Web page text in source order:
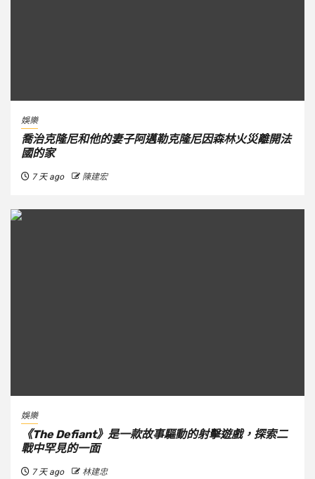
娛樂
喬治克隆尼和他的妻子阿邁勒克隆尼因森林火災離開法
國的家
7 天 ago 陳建宏
娛樂
《The Defiant》是一款故事驅動的射擊遊戲，探索二
戰中罕見的一面
7 天 ago 林建忠